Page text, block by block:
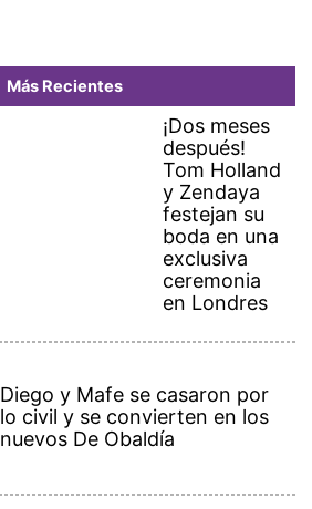
Más Recientes
¡Dos meses
después!
Tom Holland
y Zendaya
festejan su
boda en una
exclusiva
ceremonia
en Londres
Diego y Mafe se casaron por
lo civil y se convierten en los
nuevos De Obaldía